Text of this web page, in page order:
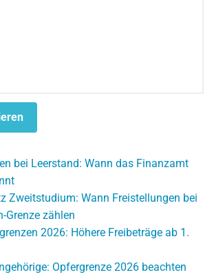
bei Leerstand: Wann das Finanzamt
Zweitstudium: Wann Freistellungen bei
Grenze zählen
2026: Höhere Freibeträge ab 1.
Opfergrenze 2026 beachten